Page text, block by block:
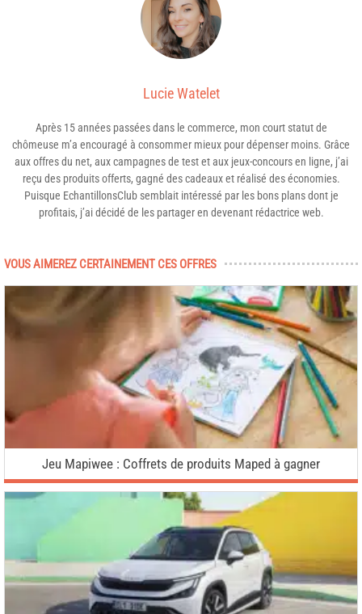
Lucie Watelet
Après 15 années passées dans le commerce, mon court statut de
chômeuse m’a encouragé à consommer mieux pour dépenser moins. Grâce
aux offres du net, aux campagnes de test et aux jeux-concours en ligne, j’ai
reçu des produits offerts, gagné des cadeaux et réalisé des économies.
Puisque EchantillonsClub semblait intéressé par les bons plans dont je
profitais, j’ai décidé de les partager en devenant rédactrice web.
VOUS AIMEREZ CERTAINEMENT CES OFFRES
Jeu Mapiwee : Coffrets de produits Maped à gagner